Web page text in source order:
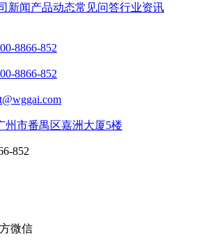
新闻产品动态常见问答行业资讯
8866-852
8866-852
州市番禺区嘉洲大厦5楼
852
微信